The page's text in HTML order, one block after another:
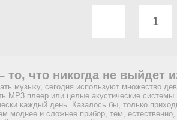
1
то, что никогда не выйдет
музыку, сегодня используют множество
МР3 плеер или целые акустические
каждый день. Казалось бы, только
моднее и сложнее прибор, тем,